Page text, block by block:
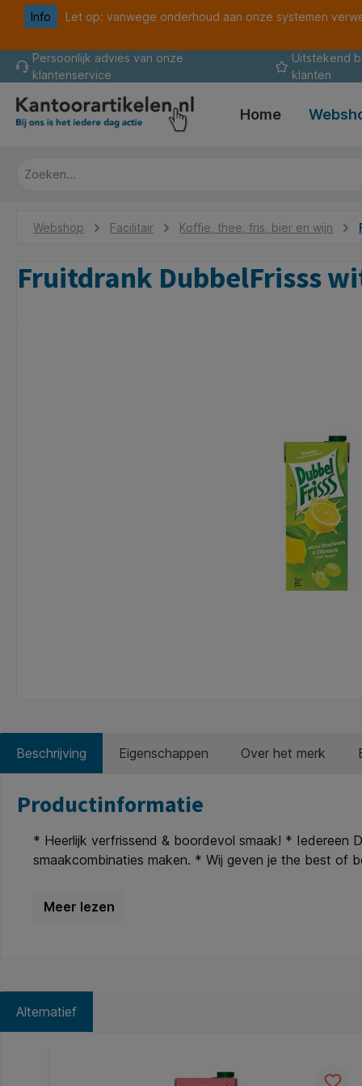
Ga naar de hoofdnavigatie
Info
Let op: vanwege onderhoud aan onze systemen
Persoonlijk advies van onze
klantenservice
Uitstekend
klanten
Home
Webshop Facilitair Koffie, thee, fris, bier en wijn
Fruitdrank DubbelFrisss
Beschrijving Eigenschappen Over het merk
Productinformatie
* Heerlijk verfrissend & boordevol smaak! * Iedereen
smaakcombinaties maken. * Wij geven je the best of
onze fruitige smaakexplosies! * Voor de bewuste
Alternatief